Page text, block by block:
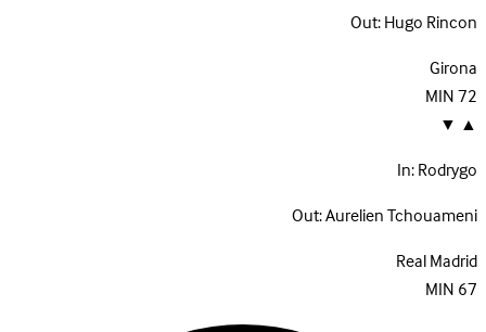
Out:Hugo Rincon
Girona
72
MIN
▲
▼
In:Rodrygo
Out:Aurelien Tchouameni
Real Madrid
67
MIN